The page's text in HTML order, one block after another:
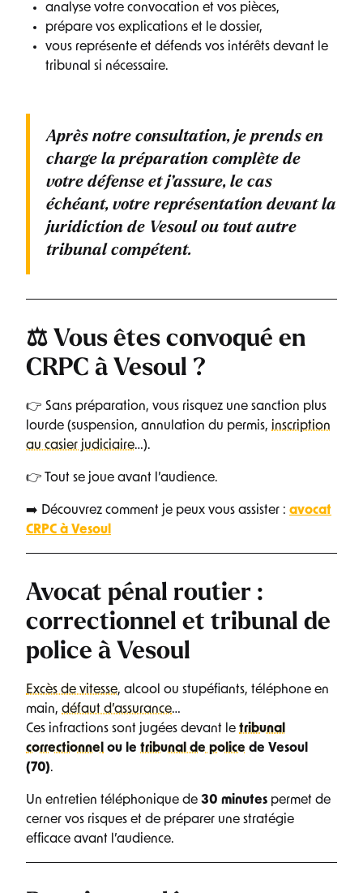
analyse votre convocation et vos pièces,
prépare vos explications et le dossier,
vous représente et défends vos intérêts devant le
tribunal si nécessaire.
Après notre consultation, je prends en
charge la préparation complète de
votre défense et j’assure, le cas
échéant, votre représentation devant la
juridiction de Vesoul ou tout autre
tribunal compétent.
⚖️ Vous êtes convoqué en
CRPC à Vesoul ?
👉 Sans préparation, vous risquez une sanction plus
lourde (suspension, annulation du permis, inscription
au casier judiciaire…).
👉 Tout se joue avant l’audience.
➡️ Découvrez comment je peux vous assister : avocat
CRPC à Vesoul
Avocat pénal routier :
correctionnel et tribunal de
police à Vesoul
Excès de vitesse, alcool ou stupéfiants, téléphone en
main, défaut d’assurance…
Ces infractions sont jugées devant le tribunal
correctionnel ou le tribunal de police de Vesoul
(70).
Un entretien téléphonique de 30 minutes permet de
cerner vos risques et de préparer une stratégie
efficace avant l’audience.